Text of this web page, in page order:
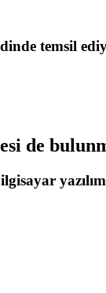
temsil
de